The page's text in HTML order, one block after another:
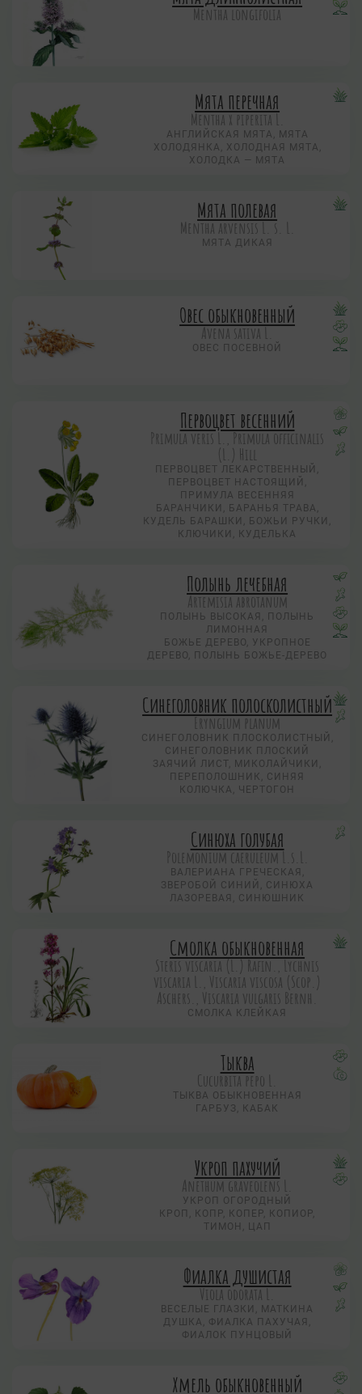
Mentha longifolia
Мята перечная
Mentha х piperita L.
АНГЛИЙСКАЯ МЯТА, МЯТА
ХОЛОДЯНКА, ХОЛОДНАЯ МЯТА,
ХОЛОДКА — МЯТА
Мята полевая
Mentha arvensis L. s. L.
МЯТА ДИКАЯ
Овес обыкновенный
Avena sativa L.
ОВЕС ПОСЕВНОЙ
Первоцвет весенний
Primula veris L., Primula officinalis
(L.) Hill
ПЕРВОЦВЕТ ЛЕКАРСТВЕННЫЙ,
ПЕРВОЦВЕТ НАСТОЯЩИЙ,
ПРИМУЛА ВЕСЕННЯЯ
БАРАНЧИКИ, БАРАНЬЯ ТРАВА,
КУДЕЛЬ БАРАШКИ, БОЖЬИ РУЧКИ,
КЛЮЧИКИ, КУДЕЛЬКА
Полынь лечебная
Artemisia abrotanum
ПОЛЫНЬ ВЫСОКАЯ, ПОЛЫНЬ
ЛИМОННАЯ
БОЖЬЕ ДЕРЕВО, УКРОПНОЕ
ДЕРЕВО, ПОЛЫНЬ БОЖЬЕ-ДЕРЕВО
Синеголовник полосколистный
Eryngium planum
СИНЕГОЛОВНИК ПЛОСКОЛИСТНЫЙ,
СИНЕГОЛОВНИК ПЛОСКИЙ
ЗАЯЧИЙ ЛИСТ, МИКОЛАЙЧИКИ,
ПЕРЕПОЛОШНИК, СИНЯЯ
КОЛЮЧКА, ЧЕРТОГОН
Синюха голубая
Polemonium caeruleum L.s.L.
ВАЛЕРИАНА ГРЕЧЕСКАЯ,
ЗВЕРОБОЙ СИНИЙ, СИНЮХА
ЛАЗОРЕВАЯ, СИНЮШНИК
Смолка обыкновенная
Steris viscaria (L.) Rafin., Lychnis
viscaria L., Viscaria viscosa (Scop.)
Aschers., Viscaria vulgaris Bernh.
СМОЛКА КЛЕЙКАЯ
Тыква
Cucurbita pepo L.
ТЫКВА ОБЫКНОВЕННАЯ
ГАРБУЗ, КАБАК
Укроп пахучий
Anethum graveolens L.
УКРОП ОГОРОДНЫЙ
КРОП, КОПР, КОПЕР, КОПИОР,
ТИМОН, ЦАП
Фиалка душистая
Viola odorata L.
ВЕСЕЛЫЕ ГЛАЗКИ, МАТКИНА
ДУШКА, ФИАЛКА ПАХУЧАЯ,
ФИАЛОК ПУНЦОВЫЙ
Хмель обыкновенный